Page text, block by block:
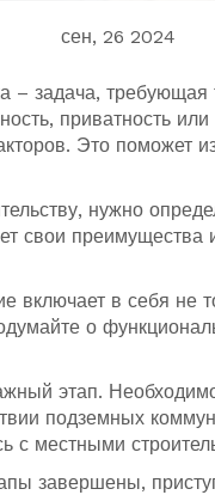
сен, 26 2024
– задача,
приватность
Это поможет
нужно
свои преимущества
включает в себя не
о
этап.
подземных
с местными
завершены,